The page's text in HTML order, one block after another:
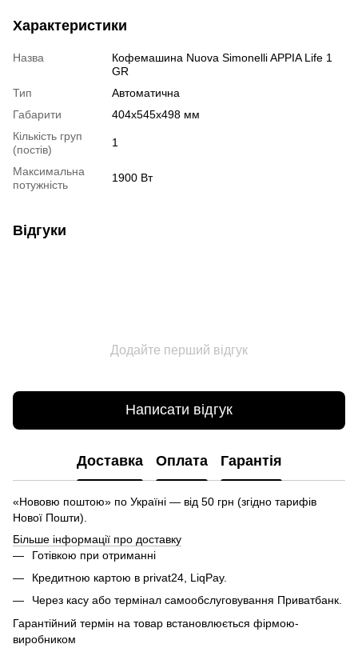
Характеристики
Назва
Кофемашина Nuova Simonelli APPIA Life 1
GR
Тип
Автоматична
Габарити
404х545х498 мм
Кількість груп
(постів)
1
Максимальна
потужність
1900 Вт
Відгуки
Додайте перший відгук
Написати відгук
Доставка Оплата Гарантія
«Нововю поштою» по Україні — від 50 грн (згідно тарифів
Нової Пошти).
Більше інформації про доставку
Готівкою при отриманні
Кредитною картою в privat24, LiqPay.
Через касу або термінал самообслуговування Приватбанк.
Гарантійний термін на товар встановлюється фірмою-
виробником